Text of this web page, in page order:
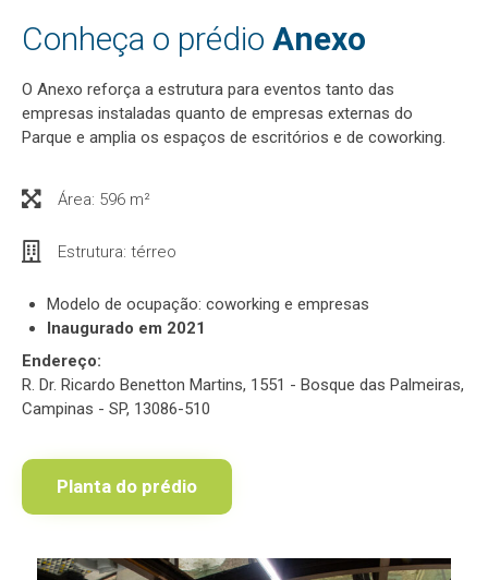
Conheça o prédio Anexo
O Anexo reforça a estrutura para eventos tanto das
empresas instaladas quanto de empresas externas do
Parque e amplia os espaços de escritórios e de coworking.
Área: 596 m²
Estrutura: térreo
Modelo de ocupação: coworking e empresas
Inaugurado em 2021
Endereço:
R. Dr. Ricardo Benetton Martins, 1551 - Bosque das Palmeiras,
Campinas - SP, 13086-510
Planta do prédio